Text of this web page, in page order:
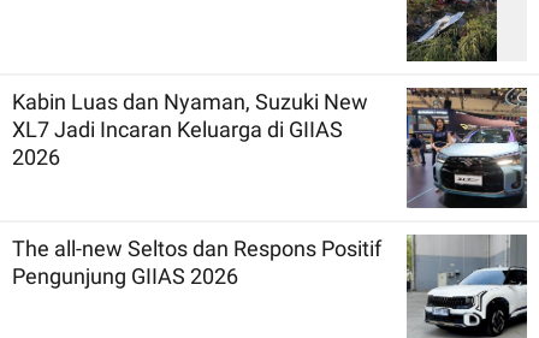
Kabin Luas dan Nyaman, Suzuki New
XL7 Jadi Incaran Keluarga di GIIAS
2026
The all-new Seltos dan Respons Positif
Pengunjung GIIAS 2026